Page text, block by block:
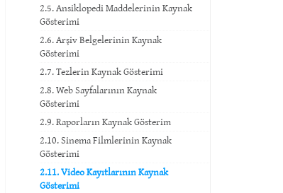
2.5. Ansiklopedi Maddelerinin Kaynak
Gösterimi
2.6. Arşiv Belgelerinin Kaynak
Gösterimi
2.7. Tezlerin Kaynak Gösterimi
2.8. Web Sayfalarının Kaynak
Gösterimi
2.9. Raporların Kaynak Gösterim
2.10. Sinema Filmlerinin Kaynak
Gösterimi
2.11. Video Kayıtlarının Kaynak
Gösterimi